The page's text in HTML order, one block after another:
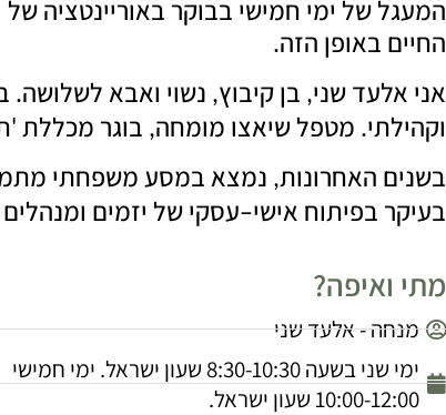
המעגל של ימי חמישי בבוקר באוריינטציה
החיים באופן הזה.
אני אלעד שני, בן קיבוץ, נשוי ואבא לשלושה.
וקהילתי. מטפל שיאצו מומחה, בוגר מכללת '
בשנים האחרונות, נמצא במסע משפחתי
בעיקר בפיתוח אישי–עסקי של יזמים
מתי ואיפה?
מנחה - אלעד שני
ימי שני בשעה 8:30-10:30 שעון ישראל. ימי חמישי
10:00-12:00 שעון ישראל.